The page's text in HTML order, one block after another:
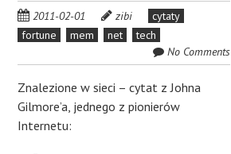
2011-02-01 zibi
cytaty
fortune
mem net
tech
No Comments
Znalezione w sieci – cytat z Johna
Gilmore’a, jednego z pionierów
Internetu: